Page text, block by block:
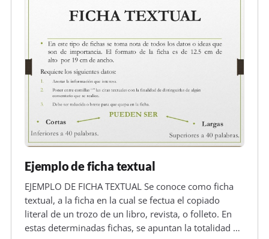
Ejemplo de ficha textual
EJEMPLO DE FICHA TEXTUAL Se conoce como ficha
textual, a la ficha en la cual se fectua el copiado
literal de un trozo de un libro, revista, o folleto. En
estas determinadas fichas, se apuntan la totalidad de